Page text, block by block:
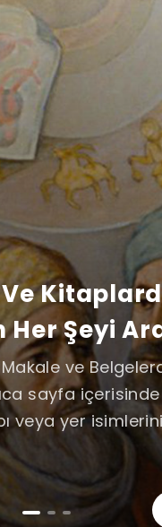
Her Şeyi
ve
sayfa
veya yer